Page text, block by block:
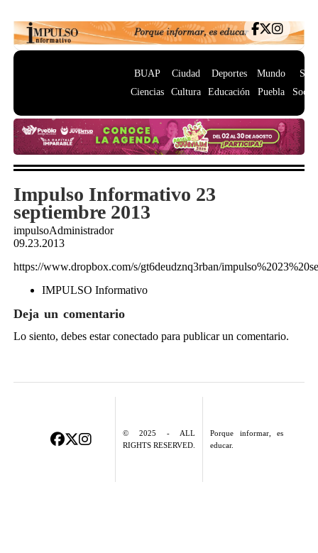
BUAP
Ciencias
Ciudad
Cultura
Deportes
Educación
Mundo
Puebla
Impulso Informativo 23
septiembre 2013
impulsoAdministrador
09.23.2013
https://www.dropbox.com/s/gt6deudznq3rban/
IMPULSO Informativo
Deja un comentario
Lo siento, debes estarconectadopara publicar un comentario.
© 2025 - ALL
RIGHTS RESERVED.
Porque informar, es
educar.